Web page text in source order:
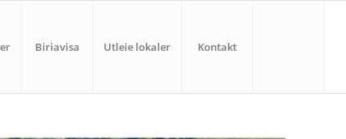
Biriavisa Utleie lokaler Kontakt